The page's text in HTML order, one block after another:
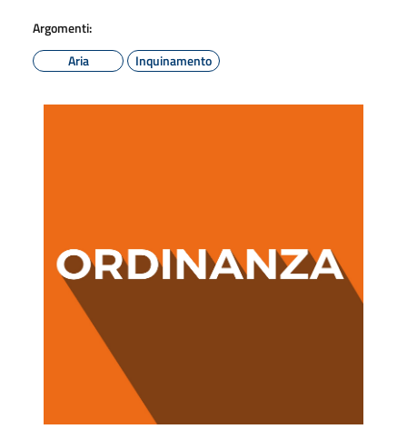
Argomenti:
Aria
Inquinamento